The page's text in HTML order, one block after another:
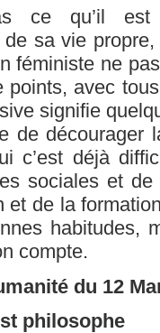
ce qu’il est
sa vie
féministe ne
avec
signifie
de
c’est déjà
sociales et
et de la
habitudes,
compte.
du 12
philosophe